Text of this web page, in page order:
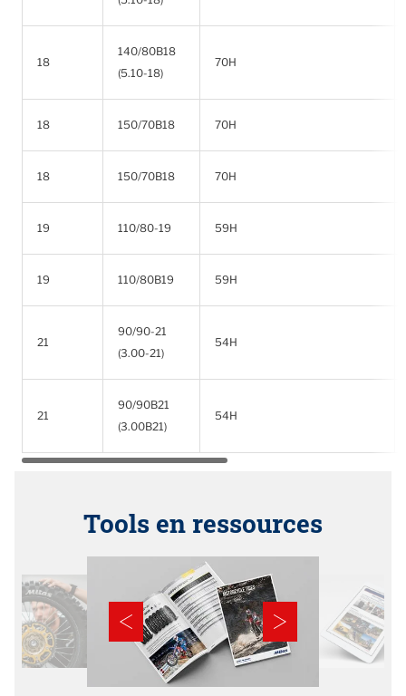
18
140/80B18
(5.10-18)
70H
18 150/70B18 70H
18 150/70B18 70H
19 110/80-19 59H
19 110/80B19 59H
21
90/90-21
(3.00-21)
54H
21
90/90B21
(3.00B21)
54H
Tools en ressources